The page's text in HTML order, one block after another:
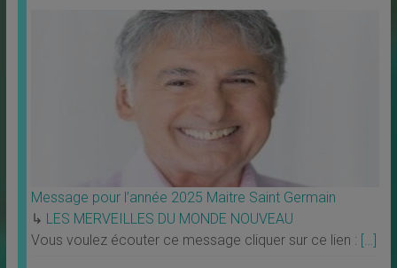
Message pour l’année 2025 Maitre Saint Germain
↳ LES MERVEILLES DU MONDE NOUVEAU
Vous voulez écouter ce message cliquer sur ce lien : […]